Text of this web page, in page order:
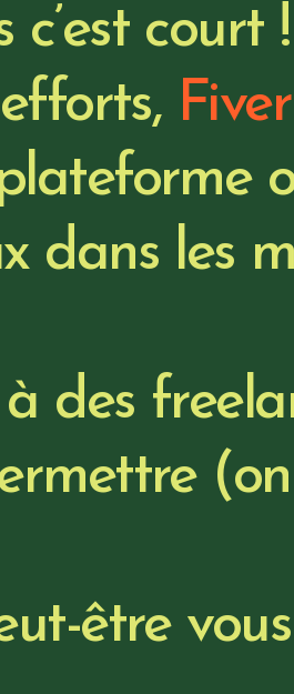
court !
dans les
des
(on
être